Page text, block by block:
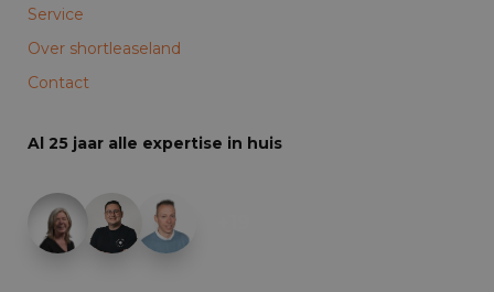
Service
Over shortleaseland
Contact
Al 25 jaar alle expertise in huis